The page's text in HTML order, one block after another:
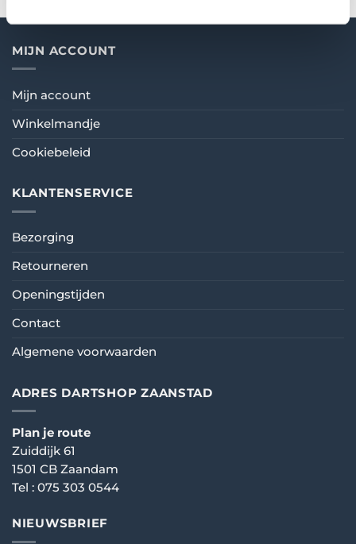
MIJN ACCOUNT
Mijn account
Winkelmandje
Cookiebeleid
KLANTENSERVICE
Bezorging
Retourneren
Openingstijden
Contact
Algemene voorwaarden
ADRES DARTSHOP ZAANSTAD
Plan je route
Zuiddijk 61
1501 CB Zaandam
Tel : 075 303 0544
NIEUWSBRIEF